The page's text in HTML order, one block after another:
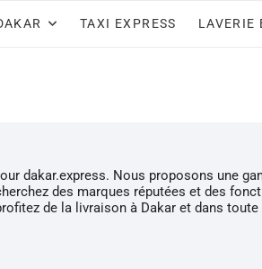
TAXI EXPRESS LAVERIE
dakar.express. Nous proposons une
des marques réputées et des
de la livraison à Dakar et dans toute